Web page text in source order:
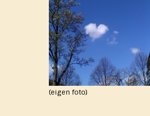
​(eigen foto)